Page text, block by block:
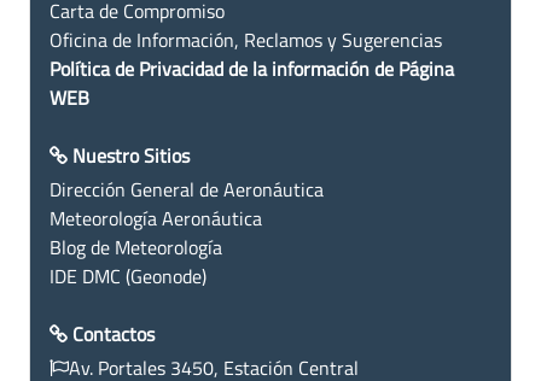
Carta de Compromiso
Oficina de Información, Reclamos y Sugerencias
Política de Privacidad de la información de Página
WEB
Nuestro Sitios
Dirección General de Aeronáutica
Meteorología Aeronáutica
Blog de Meteorología
IDE DMC (Geonode)
Contactos
Av. Portales 3450, Estación Central